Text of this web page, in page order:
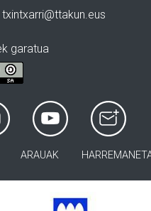
garatua
ARAUAK